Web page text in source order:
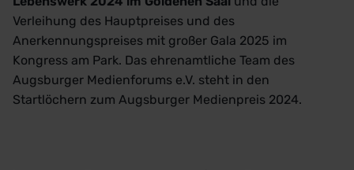
Verleihung des Hauptpreises und des
Anerkennungspreises mit großer Gala 2025 im
Kongress am Park. Das ehrenamtliche Team des
Augsburger Medienforums e.V. steht in den
Startlöchern zum Augsburger Medienpreis 2024.